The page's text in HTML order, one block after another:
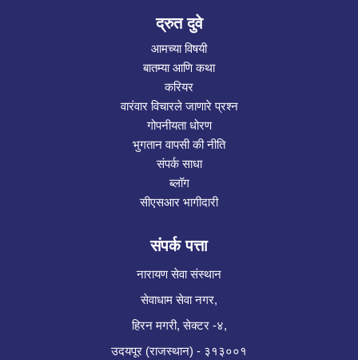
द्रुत दुवे
आमच्या विषयी
बातम्या आणि कथा
करियर
वारंवार विचारले जाणारे प्रश्न
गोपनीयता धोरण
भुगतान वापसी की नीति
संपर्क साधा
ब्लॉग
सीएसआर भागीदारी
संपर्क पत्ता
नारायण सेवा संस्थान
सेवाधाम सेवा नगर,
हिरन मगरी, सेक्टर -४,
उदयपूर (राजस्थान) - ३१३००१